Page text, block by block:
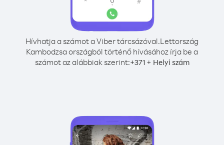
Hívhatja a számot a Viber tárcsázóval.Lettország
Kambodzsa országból történő hívásához írja be a
számot az alábbiak szerint:+371+ Helyi szám